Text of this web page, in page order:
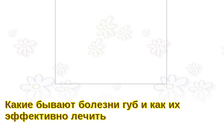
Какие бывают болезни губ и как их
эффективно лечить